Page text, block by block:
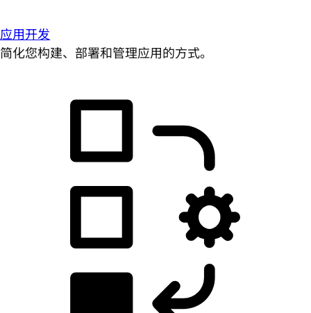
应用开发
简化您构建、部署和管理应用的方式。